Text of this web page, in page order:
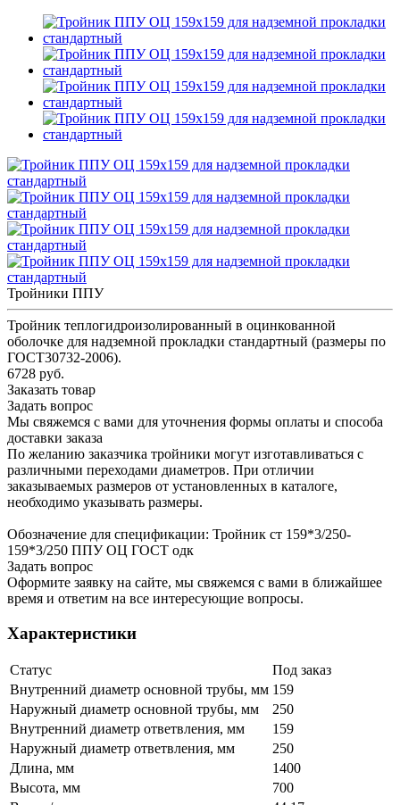
Тройники ППУ
Тройник теплогидроизолированный в оцинкованной
оболочке для надземной прокладки стандартный (размеры по
ГОСТ30732-2006).
6728 руб.
Заказать товар
Задать вопрос
Мы свяжемся с вами для уточнения формы оплаты и способа
доставки заказа
По желанию заказчика тройники могут изготавливаться с
различными переходами диаметров. При отличии
заказываемых размеров от установленных в каталоге,
необходимо указывать размеры.
Обозначение для спецификации: Тройник ст 159*3/250-
159*3/250 ППУ ОЦ ГОСТ одк
Задать вопрос
Оформите заявку на сайте, мы свяжемся с вами в ближайшее
время и ответим на все интересующие вопросы.
Характеристики
Статус
Под заказ
Внутренний диаметр основной трубы, мм 159
Наружный диаметр основной трубы, мм
250
Внутренний диаметр ответвления, мм
159
Наружный диаметр ответвления, мм
250
Длина, мм
1400
Высота, мм
700